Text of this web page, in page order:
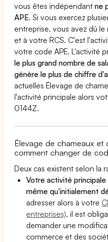
vous êtes indépendantne
APE. Si vous exercez
entreprise, vous avez dû
et à votre RCS. C'est
votre code APE. L'activité
le plus grand nombre de
génère le plus de chiffre
actuelles Élevage de
l'activité principale alors
0144Z.
Élevage de chameaux et
comment changer de
Deux cas existent selon la
Votre activité principale
même qu'initialement
adresser alors à votre
entreprises), il est
demander une
commerce et des